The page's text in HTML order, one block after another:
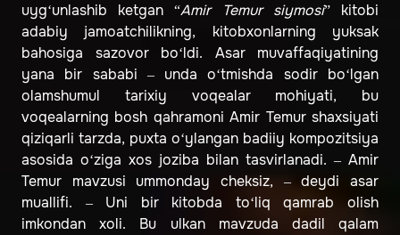
uyg‘unlashib ketgan “Amir Temur siymosi” kitobi
adabiy jamoatchilikning, kitobxonlarning yuksak
bahosiga sazovor bo‘ldi. Asar muvaffaqiyatining
yana bir sababi – unda o‘tmishda sodir bo‘lgan
olamshumul tarixiy voqealar mohiyati, bu
voqealarning bosh qahramoni Amir Temur shaxsiyati
qiziqarli tarzda, puxta o‘ylangan badiiy kompozitsiya
asosida o‘ziga xos joziba bilan tasvirlanadi. – Amir
Temur mavzusi ummonday cheksiz, – deydi asar
muallifi. – Uni bir kitobda to‘liq qamrab olish
imkondan xoli. Bu ulkan mavzuda dadil qalam